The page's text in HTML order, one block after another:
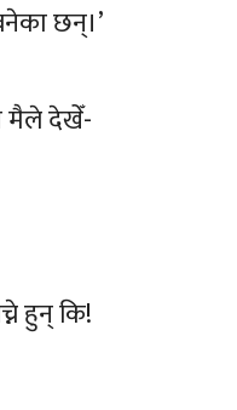
छन्।’
मैले देखेँ-
हुन् कि!